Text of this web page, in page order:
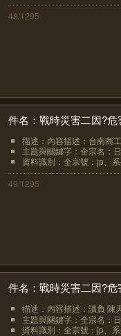
48/1295
件名：戰時災害二因?
描述：內容描述：台南商
主題與關鍵字：全宗名：
資料識別：全宗號：jp、
49/1295
件名：戰時災害二因?
描述：內容描述：讀負 陳
主題與關鍵字：全宗名：
資料識別：全宗號：jp、